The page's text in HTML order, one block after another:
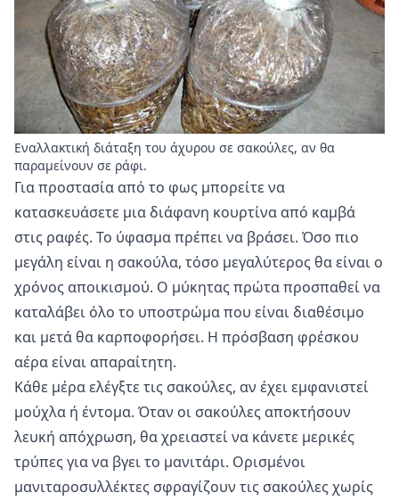
Εναλλακτική διάταξη του άχυρου σε σακούλες, αν θα
παραμείνουν σε ράφι.
Για προστασία από το φως μπορείτε να
κατασκευάσετε μια διάφανη κουρτίνα από καμβά
στις ραφές. Το ύφασμα πρέπει να βράσει. Όσο πιο
μεγάλη είναι η σακούλα, τόσο μεγαλύτερος θα είναι ο
χρόνος αποικισμού. Ο μύκητας πρώτα προσπαθεί να
καταλάβει όλο το υποστρώμα που είναι διαθέσιμο
και μετά θα καρποφορήσει. Η πρόσβαση φρέσκου
αέρα είναι απαραίτητη.
Κάθε μέρα ελέγξτε τις σακούλες, αν έχει εμφανιστεί
μούχλα ή έντομα. Όταν οι σακούλες αποκτήσουν
λευκή απόχρωση, θα χρειαστεί να κάνετε μερικές
τρύπες για να βγει το μανιτάρι. Ορισμένοι
μανιταροσυλλέκτες σφραγίζουν τις σακούλες χωρίς